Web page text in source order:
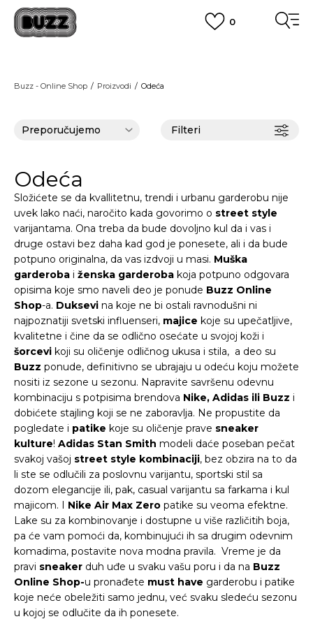
0
POGLEDAJ VIŠE
Buzz - Online Shop Proizvodi Odeća
Filteri
Odeća
Složićete se da kvallitetnu, trendi i urbanu garderobu nije
uvek lako naći, naročito kada govorimo o street style
varijantama. Ona treba da bude dovoljno kul da i vas i
druge ostavi bez daha kad god je ponesete, ali i da bude
potpuno originalna, da vas izdvoji u masi. Muška
garderoba i ženska garderoba koja potpuno odgovara
opisima koje smo naveli deo je ponude Buzz Online
Shop-a. Duksevi na koje ne bi ostali ravnodušni ni
najpoznatiji svetski influenseri, majice koje su upečatljive,
kvalitetne i čine da se odlično osećate u svojoj koži i
šorcevi koji su oličenje odličnog ukusa i stila, a deo su
Buzz ponude, definitivno se ubrajaju u odeću koju možete
nositi iz sezone u sezonu. Napravite savršenu odevnu
kombinaciju s potpisima brendova Nike, Adidas ili Buzz i
dobićete stajling koji se ne zaboravlja. Ne propustite da
pogledate i patike koje su oličenje prave sneaker
kulture! Adidas Stan Smith modeli daće poseban pečat
svakoj vašoj street style kombinaciji, bez obzira na to da
li ste se odlučili za poslovnu varijantu, sportski stil sa
dozom elegancije ili, pak, casual varijantu sa farkama i kul
majicom. I Nike Air Max Zero patike su veoma efektne.
Lake su za kombinovanje i dostupne u više različitih boja,
pa će vam pomoći da, kombinujući ih sa drugim odevnim
komadima, postavite nova modna pravila. Vreme je da
pravi sneaker duh uđe u svaku vašu poru i da na Buzz
Online Shop-u pronađete must have garderobu i patike
koje neće obeležiti samo jednu, već svaku sledeću sezonu
u kojoj se odlučite da ih ponesete.